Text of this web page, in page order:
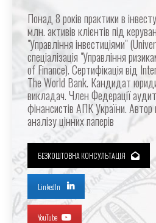
Понад 8 років практики в
млн. активів клієнтів під
"Управління інвестиціями"
спеціалізація "Управління
of Finance). Сертифікація від
The World Bank. Кандидат
викладач. Член Федерації
фінансистів АПК України. Автор
аналізу цінних паперів
БЕЗКОШТОВНА КОНСУЛЬТАЦІЯ
LinkedIn
YouTube